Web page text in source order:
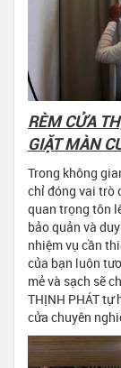
RÈM CỬA
GIẶT MÀN
Trong không
chỉ đóng vai trò
quan trọng tôn
bảo quản và
nhiệm vụ cần
của bạn luôn
mẻ và sạch sẽ
THỊNH PHÁT
cửa chuyên